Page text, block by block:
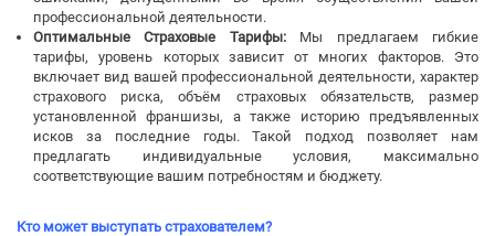
профессиональной деятельности.
Оптимальные Страховые Тарифы:Мы предлагаем гибкие
тарифы, уровень которых зависит от многих факторов. Это
включает вид вашей профессиональной деятельности, характер
страхового риска, объём страховых обязательств, размер
установленной франшизы, а также историю предъявленных
исков за последние годы. Такой подход позволяет нам
предлагать индивидуальные условия, максимально
соответствующие вашим потребностям и бюджету.
Кто может выступать страхователем?